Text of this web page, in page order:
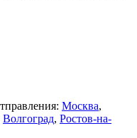
Москва,
Волгоград, Ростов-на-